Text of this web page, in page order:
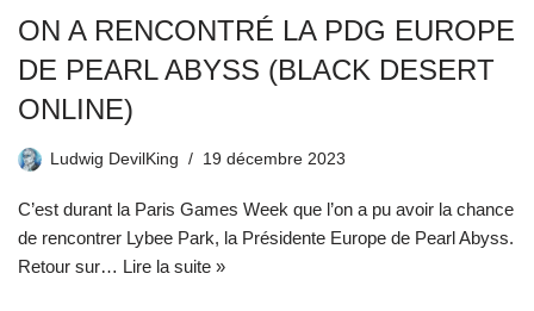
ON A RENCONTRÉ LA PDG EUROPE
DE PEARL ABYSS (BLACK DESERT
ONLINE)
Ludwig DevilKing 19 décembre 2023
C’est durant la Paris Games Week que l’on a pu avoir la chance
de rencontrer Lybee Park, la Présidente Europe de Pearl Abyss.
Retour sur… Lire la suite »